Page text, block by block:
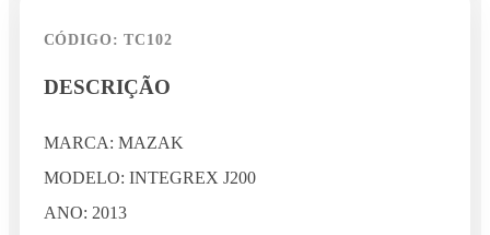
CÓDIGO: TC102
DESCRIÇÃO
MARCA: MAZAK
MODELO: INTEGREX J200
ANO: 2013